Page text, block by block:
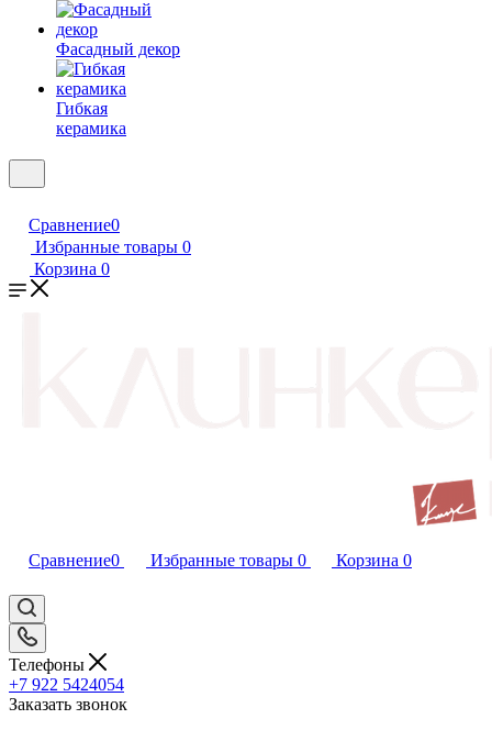
Фасадный декор
Гибкая
керамика
Сравнение0
Избранные товары 0
Корзина 0
Сравнение0 Избранные товары 0 Корзина 0
Телефоны
+7 922 5424054
Заказать звонок